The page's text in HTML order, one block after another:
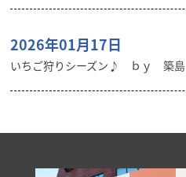
2026年01月17日
いちご狩りシーズン♪ ｂｙ 築島